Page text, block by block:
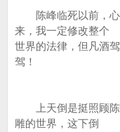
陈峰临死以前，心
来，我一定修改整个
世界的法律，但凡酒
驾！
上天倒是挺照顾陈
雕的世界，这下倒